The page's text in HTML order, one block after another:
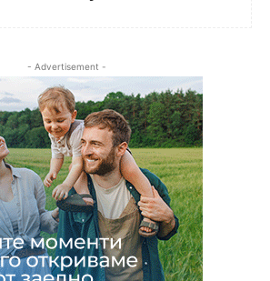
- Advertisement -